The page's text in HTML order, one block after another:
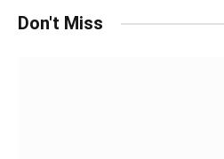
Don't Miss